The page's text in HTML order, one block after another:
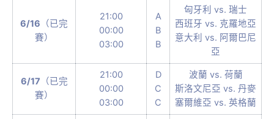
6/16 （已完
賽）
21:00
00:00
03:00
A
B
B
匈牙利 vs. 瑞士
西班牙 vs. 克羅地亞
意大利 vs. 阿爾巴尼
亞
6/17 （已完
賽）
21:00
00:00
03:00
D
C
C
波蘭 vs. 荷蘭
斯洛文尼亞 vs. 丹麥
塞爾維亞 vs. 英格蘭